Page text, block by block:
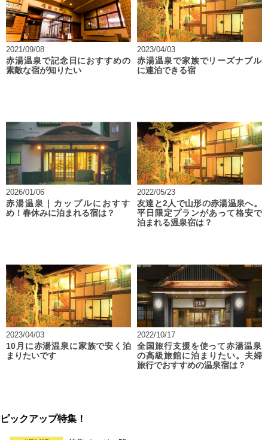
2021/09/08
赤湯温泉で記念日におすすめの
素敵な宿が知りたい
2023/04/03
赤湯温泉で家族でリーズナブル
に連泊できる宿
2026/01/06
赤湯温泉｜カップルにおすす
め！春休みに泊まれる宿は？
2022/05/23
友達と2人で山形の赤湯温泉へ。
平日限定プランがあって格安で
泊まれる温泉宿は？
2023/04/03
10月に赤湯温泉に家族で安く泊
まりたいです
2022/10/17
全国旅行支援を使って赤湯温泉
の高級旅館に泊まりたい。夫婦
旅行でおすすめの温泉宿は？
ピックアップ特集！